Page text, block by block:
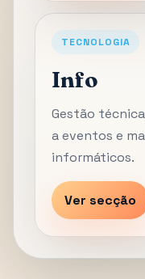
TECNOLOGIA
Info
Gestão
a eventos e
informáticos.
Ver secção